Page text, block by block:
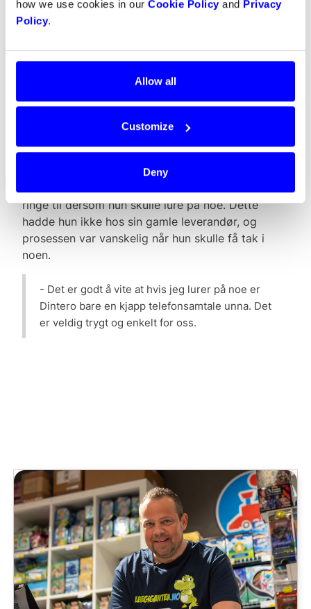
how we use cookies in our Cookie Policy and Privacy
Policy.
Allow all
Customize
Deny
betalingsleverandør, og for at regnestykket skal
bli riktig har vi brukt standardpris på faktura fra
Kundeservice er like viktig som
å spare penger.
Sissel forteller oss at for hun er god kundeservice
like viktig som å spare penger. Hos Dintero har
ringe til dersom hun skulle lure på noe. Dette
hadde hun ikke hos sin gamle leverandør, og
prosessen var vanskelig når hun skulle få tak i
noen.
- Det er godt å vite at hvis jeg lurer på noe er
Dintero bare en kjapp telefonsamtale unna. Det
er veldig trygt og enkelt for oss.